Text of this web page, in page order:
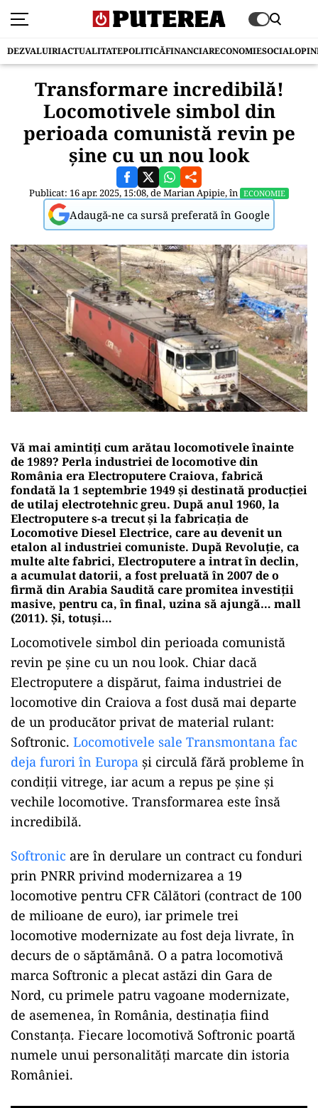
DEZVALUIRIACTUALITATEPOLITICĂFINANCIARECONOMIESOCIAL
Transformare incredibilă!
Locomotivele simbol din
perioada comunistă revin pe
șine cu un nou look
Publicat: 16 apr. 2025, 15:08, deMarian Apipie, în ECONOMIE
Adaugă-ne ca sursă preferată în Google
Vă mai amintiți cum arătau locomotivele înainte
de 1989? Perla industriei de locomotive din
România era Electroputere Craiova, fabrică
fondată la 1 septembrie 1949 și destinată producției
de utilaj electrotehnic greu. După anul 1960, la
Electroputere s-a trecut și la fabricația de
Locomotive Diesel Electrice, care au devenit un
etalon al industriei comuniste. După Revoluție, ca
multe alte fabrici, Electroputere a intrat în declin,
a acumulat datorii, a fost preluată în 2007 de o
firmă din Arabia Saudită care promitea investiții
masive, pentru ca, în final, uzina să ajungă… mall
(2011). Și, totuși…
Locomotivele simbol din perioada comunistă
revin pe șine cu un nou look. Chiar dacă
Electroputere a dispărut, faima industriei de
locomotive din Craiova a fost dusă mai departe
de un producător privat de material rulant:
Softronic. Locomotivele sale Transmontana fac
deja furori în Europa și circulă fără probleme în
condiții vitrege, iar acum a repus pe șine și
vechile locomotive. Transformarea este însă
incredibilă.
Softronic are în derulare un contract cu fonduri
prin PNRR privind modernizarea a 19
locomotive pentru CFR Călători (contract de 100
de milioane de euro), iar primele trei
locomotive modernizate au fost deja livrate, în
decurs de o săptămână. O a patra locomotivă
marca Softronic a plecat astăzi din Gara de
Nord, cu primele patru vagoane modernizate,
de asemenea, în România, destinația fiind
Constanța. Fiecare locomotivă Softronic poartă
numele unui personalități marcate din istoria
României.